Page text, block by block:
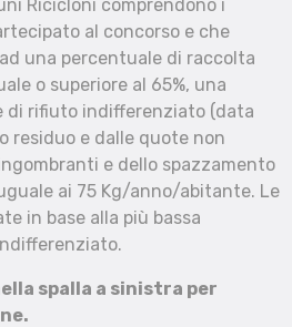
Ricicloni comprendono i
al concorso e che
una percentuale di raccolta
o superiore al 65%, una
di rifiuto indifferenziato (data
residuo e dalle quote non
e dello spazzamento
ai 75 Kg/anno/abitante. Le
in base alla più bassa
spalla a sinistra per